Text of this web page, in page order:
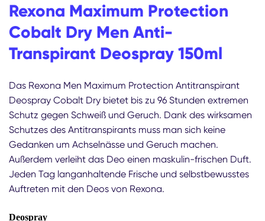
Rexona Maximum Protection
Cobalt Dry Men Anti-
Transpirant Deospray 150ml
Das Rexona Men Maximum Protection Antitranspirant
Deospray Cobalt Dry bietet bis zu 96 Stunden extremen
Schutz gegen Schweiß und Geruch. Dank des wirksamen
Schutzes des Antitranspirants muss man sich keine
Gedanken um Achselnässe und Geruch machen.
Außerdem verleiht das Deo einen maskulin-frischen Duft.
Jeden Tag langanhaltende Frische und selbstbewusstes
Auftreten mit den Deos von Rexona.
Deospray